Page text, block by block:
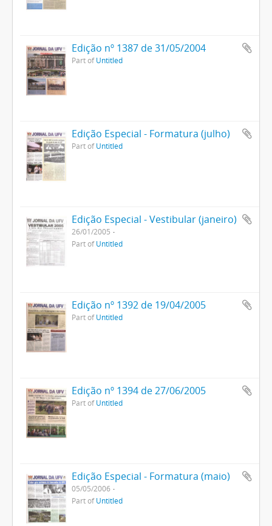
Edição nº 1387 de 31/05/2004
Part ofUntitled
Edição Especial - Formatura (julho)
Part ofUntitled
Edição Especial - Vestibular (janeiro)
26/01/2005
Part ofUntitled
Edição nº 1392 de 19/04/2005
Part ofUntitled
Edição nº 1394 de 27/06/2005
Part ofUntitled
Edição Especial - Formatura (maio)
05/05/2006
Part ofUntitled